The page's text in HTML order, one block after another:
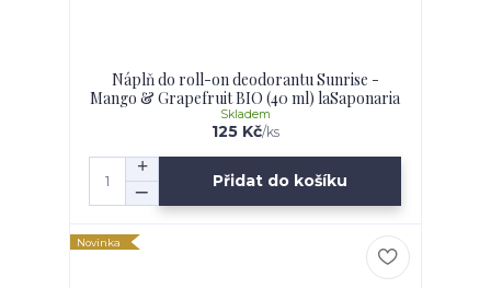
Náplň do roll-on deodorantu Sunrise -
Mango & Grapefruit BIO (40 ml) laSaponaria
125 Kč/ks
Skladem
Přidat do košíku
Novinka